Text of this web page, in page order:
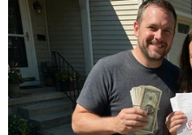
TIN LIÊN QUAN